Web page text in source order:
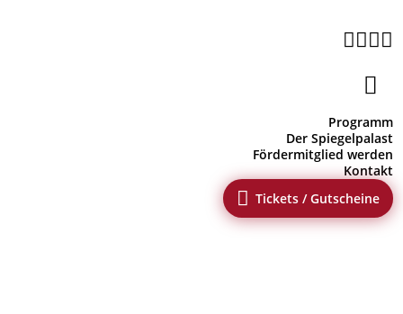


Programm
Der Spiegelpalast
Fördermitglied werden
Kontakt
 Tickets / Gutscheine